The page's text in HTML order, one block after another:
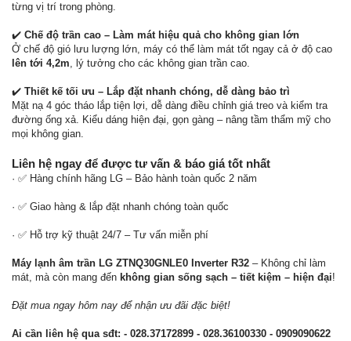
từng vị trí trong phòng.
✔️ Chế độ trần cao – Làm mát hiệu quả cho không gian lớn
Ở chế độ gió lưu lượng lớn, máy có thể làm mát tốt ngay cả ở độ cao
lên tới 4,2m, lý tưởng cho các không gian trần cao.
✔️ Thiết kế tối ưu – Lắp đặt nhanh chóng, dễ dàng bảo trì
Mặt nạ 4 góc tháo lắp tiện lợi, dễ dàng điều chỉnh giá treo và kiểm tra
đường ống xả. Kiểu dáng hiện đại, gọn gàng – nâng tầm thẩm mỹ cho
mọi không gian.
Liên hệ ngay để được tư vấn & báo giá tốt nhất
· ✅ Hàng chính hãng LG – Bảo hành toàn quốc 2 năm
· ✅ Giao hàng & lắp đặt nhanh chóng toàn quốc
· ✅ Hỗ trợ kỹ thuật 24/7 – Tư vấn miễn phí
Máy lạnh âm trần LG ZTNQ30GNLE0 Inverter R32 – Không chỉ làm
mát, mà còn mang đến không gian sống sạch – tiết kiệm – hiện đại!
Đặt mua ngay hôm nay để nhận ưu đãi đặc biệt!
Ai cần liên hệ qua sđt: - 028.37172899 - 028.36100330 - 0909090622